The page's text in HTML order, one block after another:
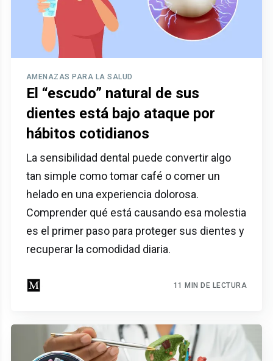
AMENAZAS PARA LA SALUD
El “escudo” natural de sus
dientes está bajo ataque por
hábitos cotidianos
La sensibilidad dental puede convertir algo
tan simple como tomar café o comer un
helado en una experiencia dolorosa.
Comprender qué está causando esa molestia
es el primer paso para proteger sus dientes y
recuperar la comodidad diaria.
11 MIN DE LECTURA